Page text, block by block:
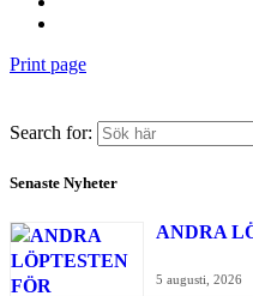
Print page
Search for:
Senaste Nyheter
ANDRA
5 augusti, 2026